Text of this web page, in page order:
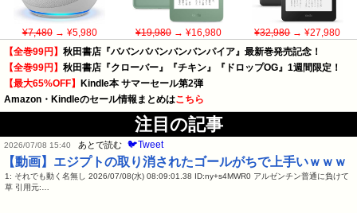
¥7,480→ ¥5,980 ¥19,980→ ¥16,980 ¥32,980→ ¥27,980
【全巻99円】 秋田書店『ババンババンバンバンパイア』最新巻発売記念！
【全巻99円】 秋田書店『クローバー』『チキン』『ドロップOG』1週間限定！
【最大65%OFF】 Kindle本 サマーセール第2弾
Amazon・Kindleのセール情報まとめはこちら
注目の記事
2026/07/08 15:40 あとで読む 🐦Tweet
【動画】エジプトの取り消されたゴールがちで上手いｗｗｗ
1: それでも動く名無し 2026/07/08(水) 08:09:01.38 ID:ny+s4MWR0 アルゼンチン普通に負けて
草 引用元:…